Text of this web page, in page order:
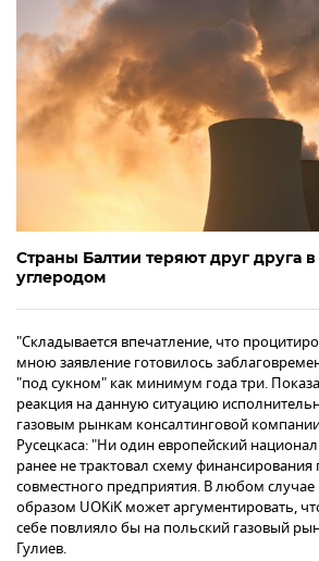
Страны Балтии теряют друг друга
углеродом
"Складывается впечатление, что
мною заявление готовилось
"под сукном" как минимум года три.
реакция на данную ситуацию
газовым рынкам консалтинговой
Русецкаса: "Ни один европейский
ранее не трактовал схему финансирования
совместного предприятия. В любом случае
образом UOKiK может аргументировать,
себе повлияло бы на польский газовый
Гулиев.